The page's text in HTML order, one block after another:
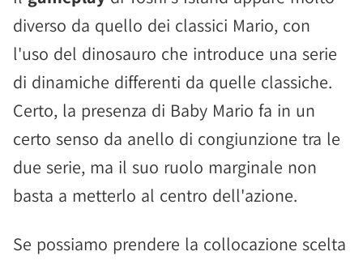
diverso da quello dei classici Mario, con
l'uso del dinosauro che introduce una serie
di dinamiche differenti da quelle classiche.
Certo, la presenza di Baby Mario fa in un
certo senso da anello di congiunzione tra le
due serie, ma il suo ruolo marginale non
basta a metterlo al centro dell'azione.
Se possiamo prendere la collocazione scelta